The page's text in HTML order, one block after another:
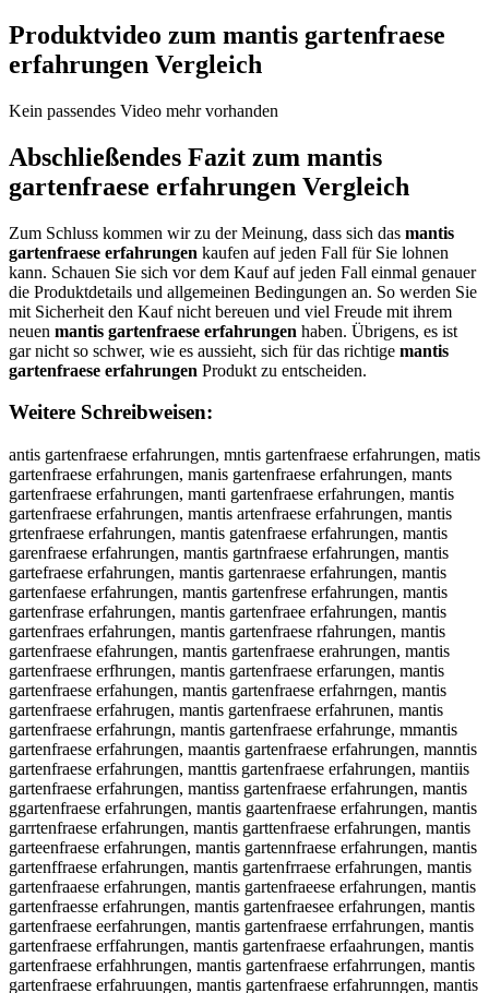
Produktvideo zum mantis gartenfraese
erfahrungen Vergleich
Kein passendes Video mehr vorhanden
Abschließendes Fazit zum mantis
gartenfraese erfahrungen Vergleich
Zum Schluss kommen wir zu der Meinung, dass sich das mantis
gartenfraese erfahrungen kaufen auf jeden Fall für Sie lohnen
kann. Schauen Sie sich vor dem Kauf auf jeden Fall einmal genauer
die Produktdetails und allgemeinen Bedingungen an. So werden Sie
mit Sicherheit den Kauf nicht bereuen und viel Freude mit ihrem
neuen mantis gartenfraese erfahrungen haben. Übrigens, es ist
gar nicht so schwer, wie es aussieht, sich für das richtige mantis
gartenfraese erfahrungen Produkt zu entscheiden.
Weitere Schreibweisen:
antis gartenfraese erfahrungen, mntis gartenfraese erfahrungen, matis gartenfraese erfahrungen, manis gartenfraese erfahrungen, mants gartenfraese erfahrungen, manti gartenfraese erfahrungen, mantis gartenfraese erfahrungen, mantis artenfraese erfahrungen, mantis grtenfraese erfahrungen, mantis gatenfraese erfahrungen, mantis garenfraese erfahrungen, mantis gartnfraese erfahrungen, mantis gartefraese erfahrungen, mantis gartenraese erfahrungen, mantis gartenfaese erfahrungen, mantis gartenfrese erfahrungen, mantis gartenfrase erfahrungen, mantis gartenfraee erfahrungen, mantis gartenfraes erfahrungen, mantis gartenfraese rfahrungen, mantis gartenfraese efahrungen, mantis gartenfraese erahrungen, mantis gartenfraese erfhrungen, mantis gartenfraese erfarungen, mantis gartenfraese erfahungen, mantis gartenfraese erfahrngen, mantis gartenfraese erfahrugen, mantis gartenfraese erfahrunen, mantis gartenfraese erfahrungn, mantis gartenfraese erfahrunge, mmantis gartenfraese erfahrungen, maantis gartenfraese erfahrungen, manntis gartenfraese erfahrungen, manttis gartenfraese erfahrungen, mantiis gartenfraese erfahrungen, mantiss gartenfraese erfahrungen, mantis ggartenfraese erfahrungen, mantis gaartenfraese erfahrungen, mantis garrtenfraese erfahrungen, mantis garttenfraese erfahrungen, mantis garteenfraese erfahrungen, mantis gartennfraese erfahrungen, mantis gartenffraese erfahrungen, mantis gartenfrraese erfahrungen, mantis gartenfraaese erfahrungen, mantis gartenfraeese erfahrungen, mantis gartenfraesse erfahrungen, mantis gartenfraesee erfahrungen, mantis gartenfraese eerfahrungen, mantis gartenfraese errfahrungen, mantis gartenfraese erffahrungen, mantis gartenfraese erfaahrungen, mantis gartenfraese erfahhrungen, mantis gartenfraese erfahrrungen, mantis gartenfraese erfahruungen, mantis gartenfraese erfahrunngen, mantis gartenfraese erfahrunggen, mantis gartenfraese erfahrungeen, mantis gartenfraese erfahrungenn, amntis gartenfraese erfahrungen, mnatis gartenfraese erfahrungen, matnis gartenfraese erfahrungen, manits gartenfraese erfahrungen, mantsi gartenfraese erfahrungen, manti sgartenfraese erfahrungen, mantisg artenfraese erfahrungen, mantis agrtenfraese erfahrungen, mantis gratenfraese erfahrungen, mantis gatrenfraese erfahrungen, mantis garetnfraese erfahrungen, mantis gartnefraese erfahrungen, mantis gartefnraese erfahrungen, mantis gartenrfaese erfahrungen, mantis gartenfarese erfahrungen, mantis gartenfrease erfahrungen, mantis gartenfrasee erfahrungen, mantis gartenfraees erfahrungen, mantis gartenfraes eerfahrungen, mantis gartenfraesee rfahrungen, mantis gartenfraese refahrungen, mantis gartenfraese efrahrungen, mantis gartenfraese erafhrungen, mantis gartenfraese erfharungen, mantis gartenfraese erfarhungen, mantis gartenfraese erfahurngen, mantis gartenfraese erfahrnugen, mantis gartenfraese erfahrugnen, mantis gartenfraese erfahrunegn, mantis gartenfraese erfahrungne, mantisgartenfraese erfahrungen, mantis gartenfraeseerfahrungen, antis gartenfraese erfahrungen, nantis gartenfraese erfahrungen, hantis gartenfraese erfahrungen, jantis gartenfraese erfahrungen, kantis gartenfraese erfahrungen, lantis gartenfraese erfahrungen, mqntis gartenfraese erfahrungen, mwntis gartenfraese erfahrungen, mzntis gartenfraese erfahrungen, mxntis gartenfraese erfahrungen, ma tis gartenfraese erfahrungen, mabtis gartenfraese erfahrungen, magtis gartenfraese erfahrungen, mahtis gartenfraese erfahrungen, majtis gartenfraese erfahrungen, mamtis gartenfraese erfahrungen, manris gartenfraese erfahrungen, manfis gartenfraese erfahrungen, mangis gartenfraese erfahrungen, manhis gartenfraese erfahrungen, manyis gartenfraese erfahrungen, man5is gartenfraese erfahrungen, man6is gartenfraese erfahrungen, mantus gartenfraese erfahrungen, mantjs gartenfraese erfahrungen, mantks gartenfraese erfahrungen, mantls gartenfraese erfahrungen, mantos gartenfraese erfahrungen, mant8s gartenfraese erfahrungen, mant9s gartenfraese erfahrungen, mantiq gartenfraese erfahrungen, mantiw gartenfraese erfahrungen, mantie gartenfraese erfahrungen, mantiz gartenfraese erfahrungen, mantix gartenfraese erfahrungen, mantic gartenfraese erfahrungen, mantis rartenfraese erfahrungen, mantis fartenfraese erfahrungen, mantis vartenfraese erfahrungen, mantis tartenfraese erfahrungen, mantis bartenfraese erfahrungen, mantis yartenfraese erfahrungen, mantis hartenfraese erfahrungen, mantis nartenfraese erfahrungen, mantis gqrtenfraese erfahrungen, mantis gwrtenfraese erfahrungen, mantis gzrtenfraese erfahrungen, mantis gxrtenfraese erfahrungen, mantis gaetenfraese erfahrungen, mantis gadtenfraese erfahrungen, mantis gaftenfraese erfahrungen, mantis gagtenfraese erfahrungen, mantis gattenfraese erfahrungen, mantis ga4tenfraese erfahrungen, mantis ga5tenfraese erfahrungen, mantis garrenfraese erfahrungen, mantis garfenfraese erfahrungen, mantis gargenfraese erfahrungen, mantis garhenfraese erfahrungen, mantis garyenfraese erfahrungen, mantis gar5enfraese erfahrungen, mantis gar6enfraese erfahrungen, mantis gartwnfraese erfahrungen, mantis gartsnfraese erfahrungen, mantis gartdnfraese erfahrungen, mantis gartfnfraese erfahrungen, mantis gartrnfraese erfahrungen, mantis gart3nfraese erfahrungen, mantis gart4nfraese erfahrungen, mantis garte fraese erfahrungen, mantis gartebfraese erfahrungen, mantis gartegfraese erfahrungen, mantis gartehfraese erfahrungen, mantis gartejfraese erfahrungen, mantis gartemfraese erfahrungen, mantis gartencraese erfahrungen, mantis gartendraese erfahrungen, mantis garteneraese erfahrungen, mantis gartenrraese erfahrungen, mantis gartentraese erfahrungen, mantis gartengraese erfahrungen, mantis gartenbraese erfahrungen, mantis gartenvraese erfahrungen, mantis gartenfeaese erfahrungen, mantis gartenfdaese erfahrungen, mantis gartenffaese erfahrungen, mantis gartenfgaese erfahrungen, mantis gartenftaese erfahrungen, mantis gartenf4aese erfahrungen, mantis gartenf5aese erfahrungen, mantis gartenfrqese erfahrungen, mantis gartenfrwese erfahrungen, mantis gartenfrzese erfahrungen, mantis gartenfrxese erfahrungen, mantis gartenfrawse erfahrungen, mantis gartenfrasse erfahrungen, mantis gartenfradse erfahrungen, mantis gartenfrafse erfahrungen, mantis gartenfrarse erfahrungen, mantis gartenfra3se erfahrungen, mantis gartenfra4se erfahrungen, mantis gartenfraeqe erfahrungen, mantis gartenfraewe erfahrungen, mantis gartenfraeee erfahrungen, mantis gartenfraeze erfahrungen, mantis gartenfraexe erfahrungen, mantis gartenfraece erfahrungen, mantis gartenfraesw erfahrungen, mantis gartenfraess erfahrungen, mantis gartenfraesd erfahrungen, mantis gartenfraesf erfahrungen, mantis gartenfraesr erfahrungen, mantis gartenfraes3 erfahrungen, mantis gartenfraes4 erfahrungen, mantis gartenfraese wrfahrungen, mantis gartenfraese srfahrungen, mantis gartenfraese drfahrungen, mantis gartenfraese frfahrungen, mantis gartenfraese rrfahrungen, mantis gartenfraese 3rfahrungen, mantis gartenfraese 4rfahrungen, mantis gartenfraese eefahrungen, mantis gartenfraese edfahrungen, mantis gartenfraese effahrungen, mantis gartenfraese egfahrungen, mantis gartenfraese etfahrungen, mantis gartenfraese e4fahrungen, mantis gartenfraese e5fahrungen, mantis gartenfraese ercahrungen, mantis gartenfraese erdahrungen, mantis gartenfraese ereahrungen, mantis gartenfraese errahrungen, mantis gartenfraese ertahrungen, mantis gartenfraese ergahrungen, mantis gartenfraese erbahrungen, mantis gartenfraese ervahrungen, mantis gartenfraese erfqhrungen, mantis gartenfraese erfwhrungen, mantis gartenfraese erfzhrungen, mantis gartenfraese erfxhrungen, mantis gartenfraese erfabrungen, mantis gartenfraese erfagrungen, mantis gartenfraese erfatrungen, mantis gartenfraese erfayrungen, mantis gartenfraese erfaurungen, mantis gartenfraese erfajrungen, mantis gartenfraese erfamrungen, mantis gartenfraese erfanrungen, mantis gartenfraese erfaheungen, mantis gartenfraese erfahdungen, mantis gartenfraese erfahfungen, mantis gartenfraese erfahgungen, mantis gartenfraese erfahtungen, mantis gartenfraese erfah4ungen, mantis gartenfraese erfah5ungen, mantis gartenfraese erfahryngen, mantis gartenfraese erfahrhngen, mantis gartenfraese erfahrjngen, mantis gartenfraese erfahrkngen, mantis gartenfraese erfahringen, mantis gartenfraese erfahr7ngen, mantis gartenfraese erfahr8ngen, mantis gartenfraese erfahru gen, mantis gartenfraese erfahrubgen, mantis gartenfraese erfahruggen, mantis gartenfraese erfahruhgen, mantis gartenfraese erfahrujgen, mantis gartenfraese erfahrumgen, mantis gartenfraese erfahrunren, mantis gartenfraese erfahrunfen, mantis gartenfraese erfahrunven, mantis gartenfraese erfahrunten, mantis gartenfraese erfahrunben, mantis gartenfraese erfahrunyen, mantis gartenfraese erfahrunhen, mantis gartenfraese erfahrunnen, mantis gartenfraese erfahrungwn, mantis gartenfraese erfahrungsn, mantis gartenfraese erfahrungdn, mantis gartenfraese erfahrungfn, mantis gartenfraese erfahrungrn, mantis gartenfraese erfahrung3n, mantis gartenfraese erfahrung4n, mantis gartenfraese erfahrunge , mantis gartenfraese erfahrungeb, mantis gartenfraese erfahrungeg, mantis gartenfraese erfahrungeh, mantis gartenfraese erfahrungej, mantis gartenfraese erfahrungem, mantis gartenfraese erfahrungen, m antis gartenfraese erfahrungen, nmantis gartenfraese erfahrungen, mnantis gartenfraese erfahrungen, hmantis gartenfraese erfahrungen, mhantis gartenfraese erfahrungen, jmantis gartenfraese erfahrungen, mjantis gartenfraese erfahrungen, kmantis gartenfraese erfahrungen, mkantis gartenfraese erfahrungen, lmantis gartenfraese erfahrungen, mlantis gartenfraese erfahrungen, mqantis gartenfraese erfahrungen, maqntis gartenfraese erfahrungen, mwantis gartenfraese erfahrungen, mawntis gartenfraese erfahrungen, mzantis gartenfraese erfahrungen, mazntis gartenfraese erfahrungen, mxantis gartenfraese erfahrungen, maxntis gartenfraese erfahrungen, ma ntis gartenfraese erfahrungen, man tis gartenfraese erfahrungen, mabntis gart